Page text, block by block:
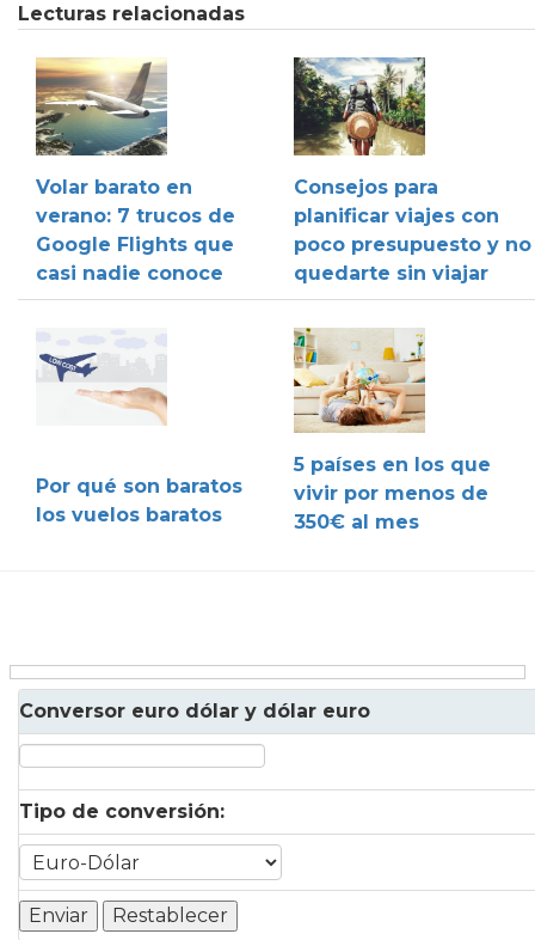
Lecturas relacionadas
Volar barato en
verano: 7 trucos de
Google Flights que
casi nadie conoce
Consejos para
planificar viajes con
poco presupuesto y no
quedarte sin viajar
Por qué son baratos
los vuelos baratos
5 países en los que
vivir por menos de
350€ al mes
Conversor euro dólar y dólar euro
Tipo de conversión: